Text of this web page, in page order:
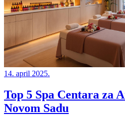
14. april 2025.
Top 5 Spa Centara za
Novom Sadu